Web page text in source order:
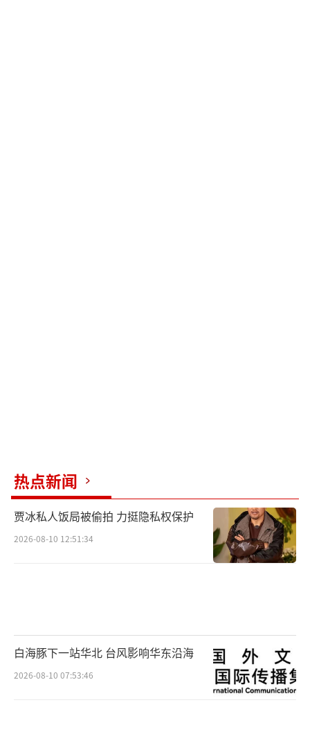
热点新闻
贾冰私人饭局被偷拍 力挺隐私权保护
2026-08-10 12:51:34
白海豚下一站华北 台风影响华东沿海
2026-08-10 07:53:46